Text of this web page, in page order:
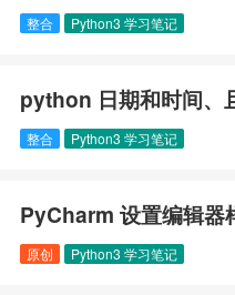
整合 Python3 学习笔记
python 日期和时间、
整合 Python3 学习笔记
PyCharm 设置编辑器
原创 Python3 学习笔记